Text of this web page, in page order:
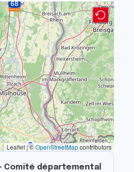
Leaflet | ©OpenStreetMapcontributors
- Comité départemental